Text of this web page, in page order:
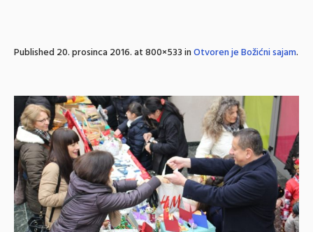
Published20. prosinca 2016.at 800×533 inOtvoren je Božićni sajam.